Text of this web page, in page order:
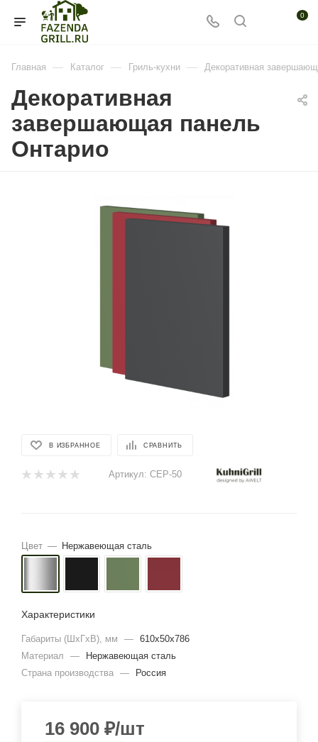
0
Главная — Каталог — Гриль-кухни — Декоративная
Декоративная
завершающая панель
Онтарио
В ИЗБРАННОЕ СРАВНИТЬ
Артикул: CEP-50
Цвет — Нержавеющая сталь
Характеристики
Габариты (ШхГхВ), мм — 610х50х786
Материал
—
Нержавеющая сталь
Страна производства — Россия
16 900 ₽/шт